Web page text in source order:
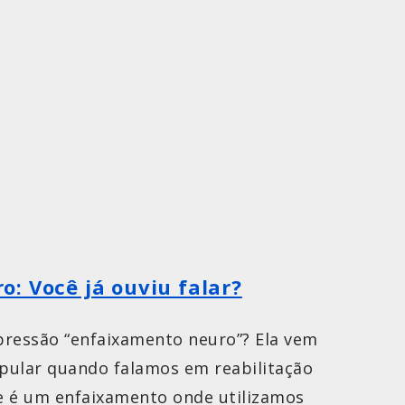
Você já ouviu falar?
“enfaixamento neuro”? Ela vem
quando falamos em reabilitação
é um enfaixamento onde utilizamos